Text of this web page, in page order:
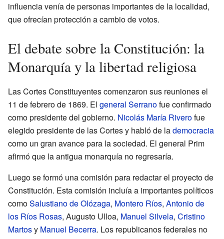
influencia venía de personas importantes de la localidad,
que ofrecían protección a cambio de votos.
El debate sobre la Constitución: la
Monarquía y la libertad religiosa
Las Cortes Constituyentes comenzaron sus reuniones el
11 de febrero de 1869. El general Serranofue confirmado
como presidente del gobierno. Nicolás María Riverofue
elegido presidente de las Cortes y habló de lademocracia
como un gran avance para la sociedad. El general Prim
afirmó que la antigua monarquía no regresaría.
Luego se formó una comisión para redactar el proyecto de
Constitución. Esta comisión incluía a importantes políticos
comoSalustiano de Olózaga, Montero Ríos, Antonio de
los Ríos Rosas, Augusto Ulloa, Manuel Silvela, Cristino
Martosy Manuel Becerra. Los republicanos federales no